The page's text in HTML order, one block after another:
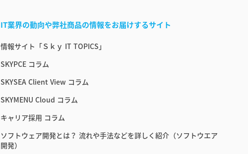
IT業界の動向や弊社商品の情報をお届けするサイト
情報サイト「Ｓｋｙ IT TOPICS」
SKYPCE コラム
SKYSEA Client View コラム
SKYMENU Cloud コラム
キャリア採用 コラム
ソフトウェア開発とは？ 流れや手法などを詳しく紹介（ソフトウエア
開発）